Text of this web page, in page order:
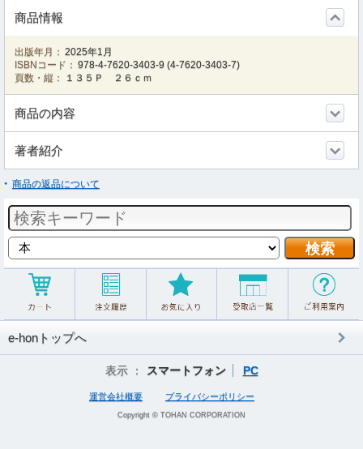
商品情報
出版年月： 2025年1月
ISBNコード： 978-4-7620-3403-9 (4-7620-3403-7)
頁数・縦：
１３５Ｐ ２６ｃｍ
商品の内容
著者紹介
商品の返品について
e-honトップへ
表示 ： スマートフォン PC
運営会社概要 プライバシーポリシー
Copyright © TOHAN CORPORATION